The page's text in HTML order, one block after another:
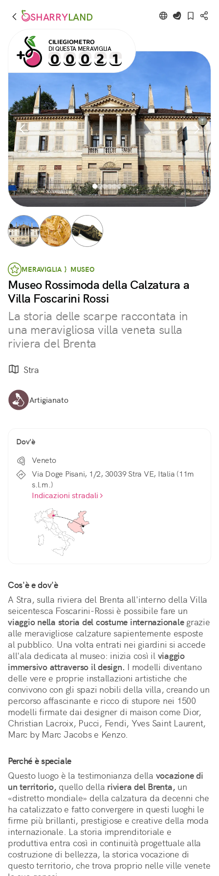
SHARRYLAND
CILIEGIOMETRO
DI QUESTA MERAVIGLIA
MERAVIGLIA } MUSEO
Museo Rossimoda della Calzatura a
Villa Foscarini Rossi
La storia delle scarpe raccontata in
una meravigliosa villa veneta sulla
riviera del Brenta
Stra
Artigianato
Dov'è
Veneto
Via Doge Pisani, 1/2, 30039 Stra VE, Italia (11m
s.l.m.)
Indicazioni stradali
Cos'è e dov'è
A Stra, sulla riviera del Brenta all'interno della Villa
viaggio nella storia del costume internazionale grazie
alle meravigliose calzature sapientemente esposte
al pubblico. Una volta entrati nei giardini si accede
all'ala dedicata al museo: inizia così il viaggio
immersivo attraverso il design. I modelli diventano
delle vere e proprie installazioni artistiche che
convivono con gli spazi nobili della villa, creando un
percorso affascinante e ricco di stupore nei 1500
modelli firmate dai designer di maison come Dior,
Christian Lacroix, Pucci, Fendi, Yves Saint Laurent,
Marc by Marc Jacobs e Kenzo.
Perché è speciale
Questo luogo è la testimonianza della vocazione di
un territorio, quello della riviera del Brenta, un
«distretto mondiale» della calzatura da decenni che
ha catalizzato e fatto convergere in questi luoghi le
firme più brillanti, prestigiose e creative della moda
internazionale. La storia imprenditoriale e
produttiva entra così in continuità progettuale alla
costruzione di bellezza, la storica vocazione di
questo territorio, che trova proprio nelle ville venete